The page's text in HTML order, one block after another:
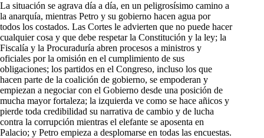
La situación se agrava día a día, en un peligrosísimo camino a
la anarquía, mientras Petro y su gobierno hacen agua por
todos los costados. Las Cortes le advierten que no puede hacer
cualquier cosa y que debe respetar la Constitución y la ley; la
Fiscalía y la Procuraduría abren procesos a ministros y
oficiales por la omisión en el cumplimiento de sus
obligaciones; los partidos en el Congreso, incluso los que
hacen parte de la coalición de gobierno, se empoderan y
empiezan a negociar con el Gobierno desde una posición de
mucha mayor fortaleza; la izquierda ve como se hace añicos y
pierde toda credibilidad su narrativa de cambio y de lucha
contra la corrupción mientras el elefante se aposenta en
Palacio; y Petro empieza a desplomarse en todas las encuestas.